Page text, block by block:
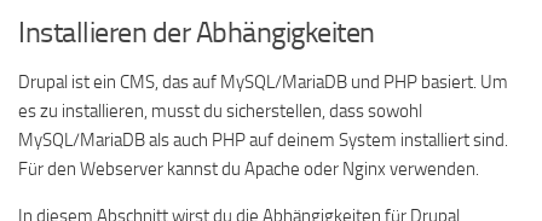
Installieren der Abhängigkeiten
Drupal ist ein CMS, das auf MySQL/MariaDB und PHP basiert. Um
es zu installieren, musst du sicherstellen, dass sowohl
MySQL/MariaDB als auch PHP auf deinem System installiert sind.
Für den Webserver kannst du Apache oder Nginx verwenden.
In diesem Abschnitt wirst du die Abhängigkeiten für Drupal